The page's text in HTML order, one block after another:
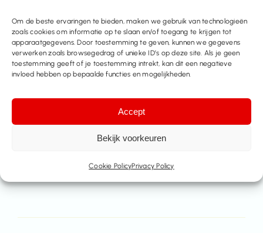
Om de beste ervaringen te bieden, maken we gebruik van technologieën
zoals cookies om informatie op te slaan en/of toegang te krijgen tot
apparaatgegevens. Door toestemming te geven, kunnen we gegevens
verwerken zoals browsegedrag of unieke ID’s op deze site. Als je geen
toestemming geeft of je toestemming intrekt, kan dit een negatieve
invloed hebben op bepaalde functies en mogelijkheden.
Accept
Bekijk voorkeuren
Cookie PolicyPrivacy Policy
Make an appointment
Contact us
Share this property